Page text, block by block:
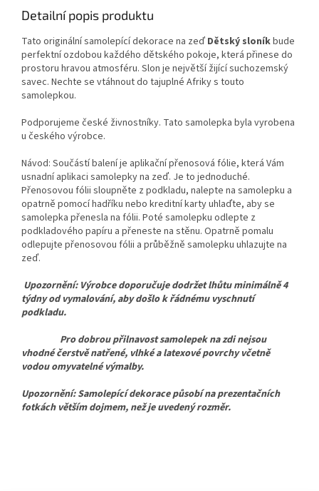
Detailní popis produktu
Tato originální samolepící dekorace na zeď Dětský sloníkbude
perfektní ozdobou každého dětského pokoje, která přinese do
prostoru hravou atmosféru. Slon je největší žijící suchozemský
savec. Nechte se vtáhnout do tajuplné Afriky s touto
samolepkou.
Podporujeme české živnostníky. Tato samolepka byla vyrobena
u českého výrobce.
Návod: Součástí balení je aplikační přenosová fólie, která Vám
usnadní aplikaci samolepky na zeď. Je to jednoduché.
Přenosovou fólii sloupněte z podkladu, nalepte na samolepku a
opatrně pomocí hadříku nebo kreditní karty uhlaďte, aby se
samolepka přenesla na fólii. Poté samolepku odlepte z
podkladového papíru a přeneste na stěnu. Opatrně pomalu
odlepujte přenosovou fólii a průběžně samolepku uhlazujte na
zeď.
Upozornění: Výrobce doporučuje dodržet lhůtu minimálně 4
týdny od vymalování, aby došlo k řádnému vyschnutí
podkladu.
Pro dobrou přilnavost samolepek na zdi nejsou
vhodné čerstvě natřené, vlhké a latexové povrchy včetně
vodou omyvatelné výmalby.
Upozornění: Samolepící dekorace působí na prezentačních
fotkách větším dojmem, než je uvedený rozměr.